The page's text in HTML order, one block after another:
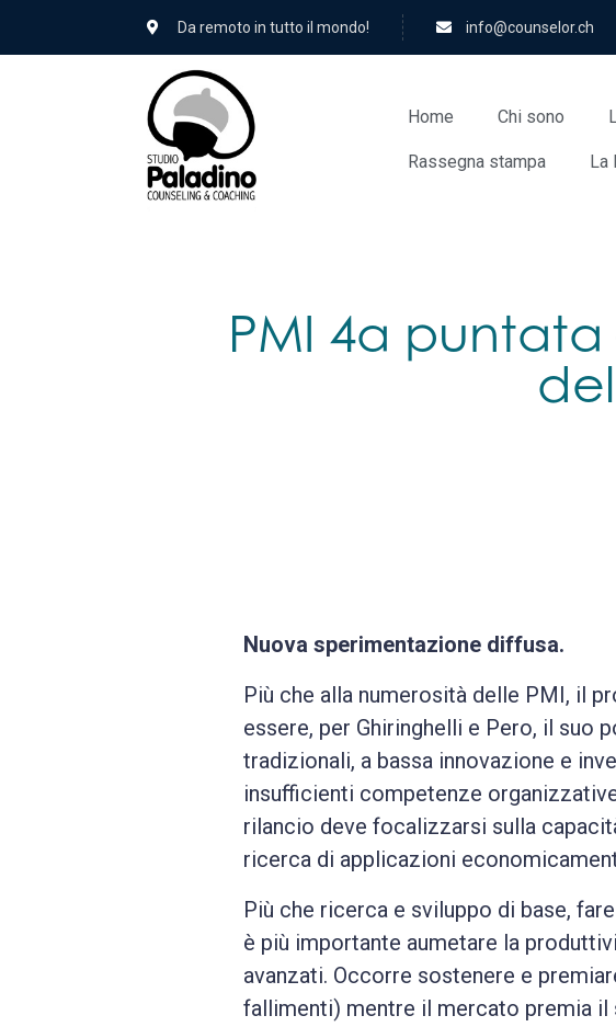
Da remoto in tutto il mondo! hc.rolesnuoc@ofni
Home Chi sono
Rassegna stampa La
PMI 4a
Nuova sperimentazione diffusa.
Più che alla numerosità delle PMI, il
essere, per Ghiringhelli e Pero, il suo
tradizionali, a bassa innovazione e
insufficienti competenze
rilancio deve focalizzarsi sulla
ricerca di applicazioni
Più che ricerca e sviluppo di base,
è più importante aumetare la
avanzati. Occorre sostenere e
fallimenti) mentre il mercato premia